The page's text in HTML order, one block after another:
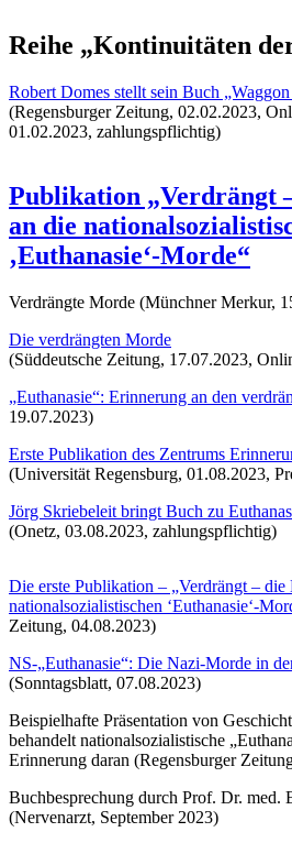
Reihe „Kontinuitäten
Robert Domes stellt sein Buch
(Regensburger Zeitung, 02.02.2023,
01.02.2023, zahlungspflichtig)
Publikation „Verdrängt
an die
‚Euthanasie‘-Morde“
Verdrängte Morde (Münchner Merkur,
Die verdrängten Morde
(Süddeutsche Zeitung, 17.07.2023,
„Euthanasie“: Erinnerung an den
19.07.2023)
Erste Publikation des Zentrums
(Universität Regensburg, 01.08.2023,
Jörg Skriebeleit bringt Buch zu
(Onetz, 03.08.2023, zahlungspflichtig)
Die erste Publikation – „Verdrängt – die
nationalsozialistischen ‘Euthanasie‘-
Zeitung, 04.08.2023)
NS-„Euthanasie“: Die Nazi-Morde in
(Sonntagsblatt, 07.08.2023)
Beispielhafte Präsentation von
behandelt nationalsozialistische
Erinnerung daran (Regensburger
Buchbesprechung durch Prof. Dr. med.
(Nervenarzt, September 2023)